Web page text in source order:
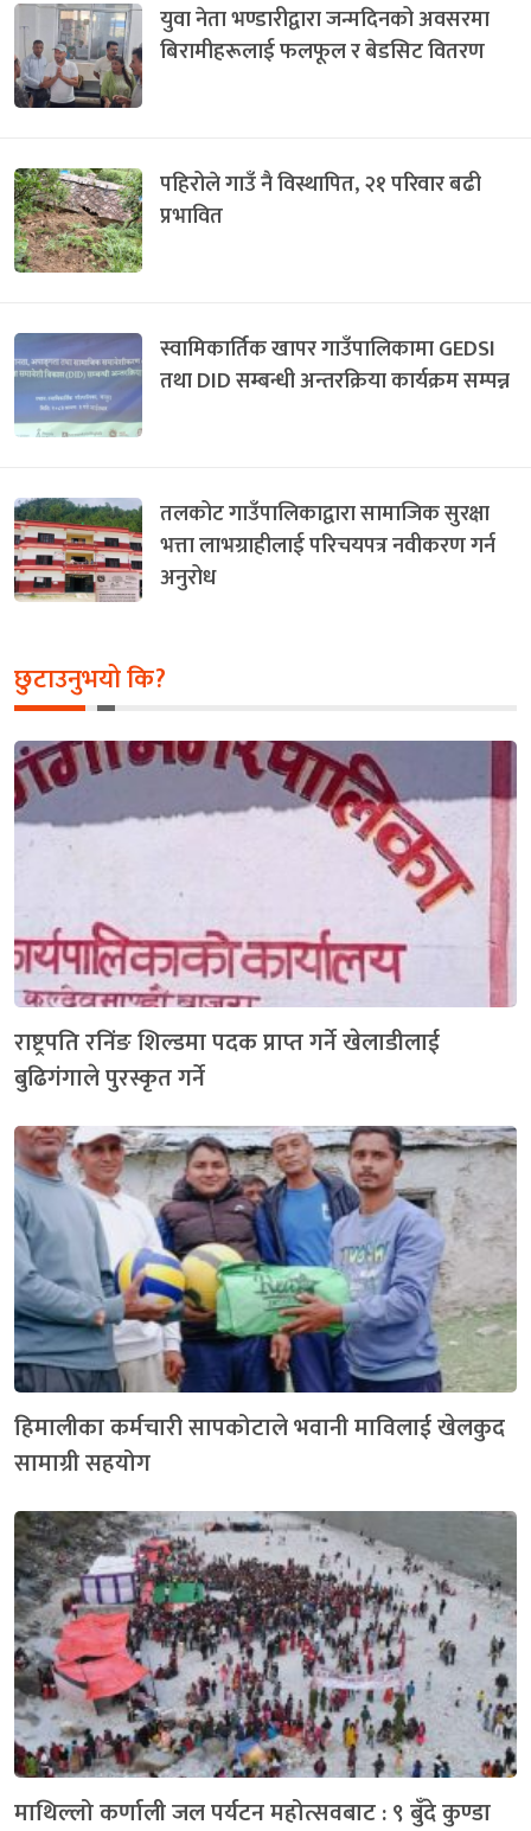
युवा नेता भण्डारीद्वारा जन्मदिनको अवसरमा
बिरामीहरूलाई फलफूल र बेडसिट वितरण
पहिरोले गाउँ नै विस्थापित, २१ परिवार बढी
प्रभावित
स्वामिकार्तिक खापर गाउँपालिकामा GEDSI
तथा DID सम्बन्धी अन्तरक्रिया कार्यक्रम सम्पन्न
तलकोट गाउँपालिकाद्वारा सामाजिक सुरक्षा
भत्ता लाभग्राहीलाई परिचयपत्र नवीकरण गर्न
अनुरोध
छुटाउनुभयो कि?
राष्ट्रपति रनिंङ शिल्डमा पदक प्राप्त गर्ने खेलाडीलाई
बुढिगंगाले पुरस्कृत गर्ने
हिमालीका कर्मचारी सापकोटाले भवानी माविलाई खेलकुद
सामाग्री सहयोग
माथिल्लो कर्णाली जल पर्यटन महोत्सवबाट : ९ बुँदे कुण्डा